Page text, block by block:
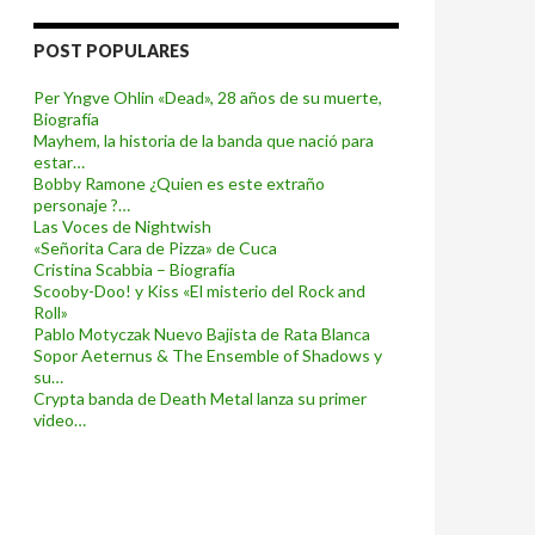
POST POPULARES
Per Yngve Ohlin «Dead», 28 años de su muerte,
Biografía
Mayhem, la historia de la banda que nació para
estar…
Bobby Ramone ¿Quien es este extraño
personaje ?…
Las Voces de Nightwish
«Señorita Cara de Pizza» de Cuca
Cristina Scabbia – Biografía
Scooby-Doo! y Kiss «El misterio del Rock and
Roll»
Pablo Motyczak Nuevo Bajista de Rata Blanca
Sopor Aeternus & The Ensemble of Shadows y
su…
Crypta banda de Death Metal lanza su primer
video…